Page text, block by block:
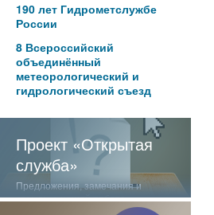
190 лет Гидрометслужбе
России
8 Всероссийский
объединённый
метеорологический и
гидрологический съезд
Проект «Открытая
служба»
Предложения, замечания и
отзывы о нашей работе